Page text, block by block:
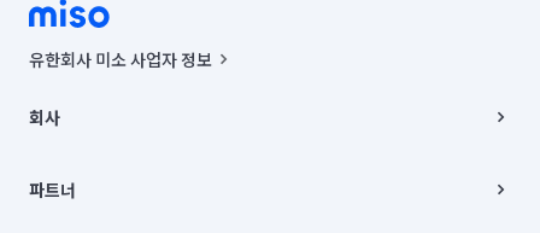
유한회사 미소 사업자 정보
00019 |
주소 | 본사: 서울특별시 종로구 율곡로 6(중학동, 트윈트리빌딩) B동 5층
컨택센터 : 서울특별시 종로구 수송동 율곡로 24, 7층, 8층 미소
회사
채용
파트너